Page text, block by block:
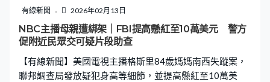
家公民黨亦大敗，僅取得少數議席。 今次選舉同時就國會
改為兩院制、增加女性代表、限制總理任期不超過兩屆、
加強司法獨立等多項憲法改革舉行公投，傳媒報道提案以
選，她批評這次選舉非法、違憲，
有線新聞 2026年02月13日
NBC主播母親遭綁架｜FBI提高懸紅至10萬美元 警方
促附近民眾交可疑片段助查
【有線新聞】美國電視主播格斯里84歲媽媽南西失蹤案，
聯邦調查局發放疑犯身高等細節，並提高懸紅至10萬美